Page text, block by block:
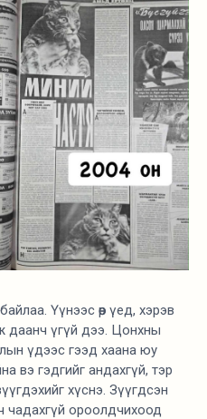
Үүнээс өөр үед, хэрэв
даанч үгүй дээ. Цонхны
үдээс гээд хаана юу
вэ гэдгийг андахгүй, тэр
хүснэ. Зүүгдсэн
чадахгүй ороолдчихоод